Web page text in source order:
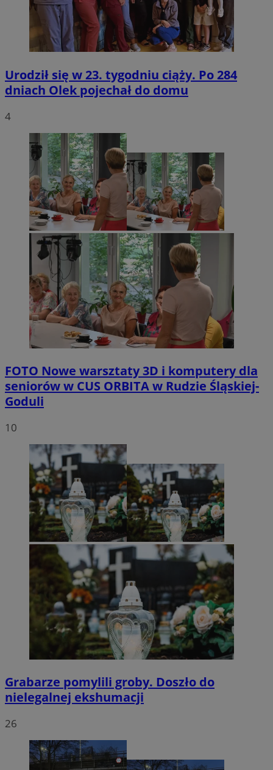
Urodził się w 23. tygodniu ciąży. Po 284
dniach Olek pojechał do domu
4
FOTO Nowe warsztaty 3D i komputery dla
seniorów w CUS ORBITA w Rudzie Śląskiej-
Goduli
10
Grabarze pomylili groby. Doszło do
nielegalnej ekshumacji
26